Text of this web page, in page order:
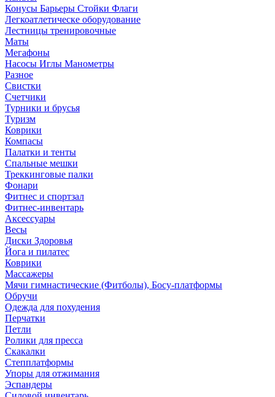
Конусы Барьеры Стойки Флаги
Легкоатлетическе оборудование
Лестницы тренировочные
Маты
Мегафоны
Насосы Иглы Манометры
Разное
Свистки
Счетчики
Турники и брусья
Туризм
Коврики
Компасы
Палатки и тенты
Спальные мешки
Треккинговые палки
Фонари
Фитнес и спортзал
Фитнес-инвентарь
Аксессуары
Весы
Диски Здоровья
Йога и пилатес
Коврики
Массажеры
Мячи гимнастические (Фитболы), Босу-платформы
Обручи
Одежда для похудения
Перчатки
Петли
Ролики для пресса
Скакалки
Степплатформы
Упоры для отжимания
Эспандеры